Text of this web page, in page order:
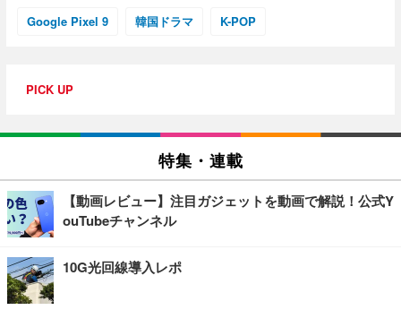
Google Pixel 9 韓国ドラマ K-POP
PICK UP
特集・連載
【動画レビュー】注目ガジェットを動画で解説！公式Y
ouTubeチャンネル
10G光回線導入レポ